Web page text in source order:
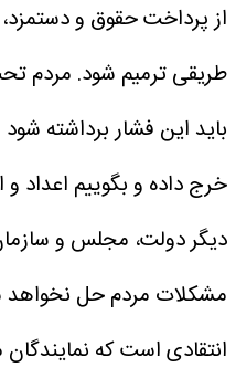
از پرداخت حقوق و
طریقی ترمیم شود. مردم
باید این فشار برداشته
خرج داده و بگوییم اعداد و
دیگر دولت، مجلس و
مشکلات مردم حل نخواهد
انتقادی است که